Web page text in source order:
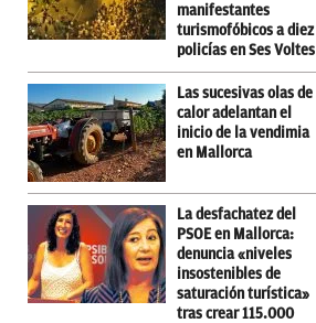
manifestantes
turismofóbicos a diez
policías en Ses Voltes
Las sucesivas olas de
calor adelantan el
inicio de la vendimia
en Mallorca
La desfachatez del
PSOE en Mallorca:
denuncia «niveles
insostenibles de
saturación turística»
tras crear 115.000